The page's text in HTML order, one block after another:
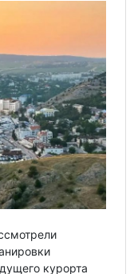
курорта